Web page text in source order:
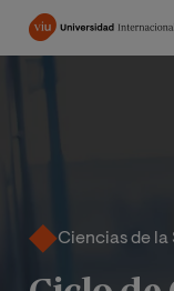
Pasar
Ciencias de la